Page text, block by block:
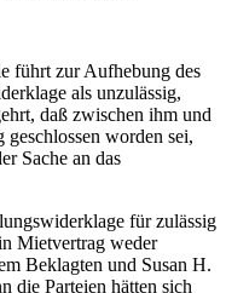
führt zur Aufhebung des
als unzulässig,
daß zwischen ihm und
worden sei,
Sache an das
für zulässig
Mietvertrag weder
Beklagten und Susan H.
die Parteien hätten sich